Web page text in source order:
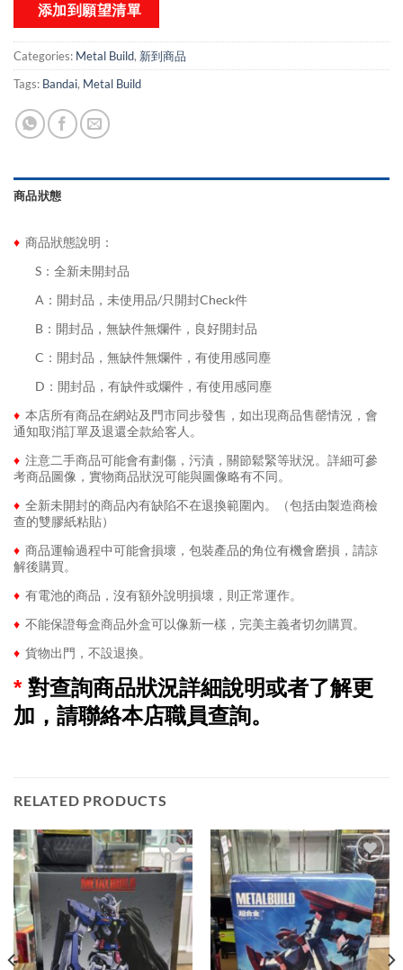
添加到願望清單
Categories: Metal Build, 新到商品​
Tags: Bandai, Metal Build
商品狀態
♦ 商品狀態說明：
S：全新未開封品
A：開封品，未使用品/只開封Check件
B：開封品，無缺件無爛件，良好開封品
C：開封品，無缺件無爛件，有使用感同塵
D：開封品，有缺件或爛件，有使用感同塵
♦ 本店所有商品在網站及門市同步發售，如出現商品售罄情況，會
通知取消訂單及退還全款給客人。
♦ 注意二手商品可能會有劃傷，污漬，關節鬆緊等狀況。詳細可參
考商品圖像，實物商品狀況可能與圖像略有不同。
♦ 全新未開封的商品內有缺陷不在退換範圍內。（包括由製造商檢
查的雙膠紙粘貼）
♦ 商品運輸過程中可能會損壞，包裝產品的角位有機會磨損，請諒
解後購買。
♦ 有電池的商品，沒有額外說明損壞，則正常運作。
♦ 不能保證每盒商品外盒可以像新一樣，完美主義者切勿購買。
♦ 貨物出門，不設退換。
* 對查詢商品狀況詳細說明或者了解更
加，請聯絡本店職員查詢。
RELATED PRODUCTS